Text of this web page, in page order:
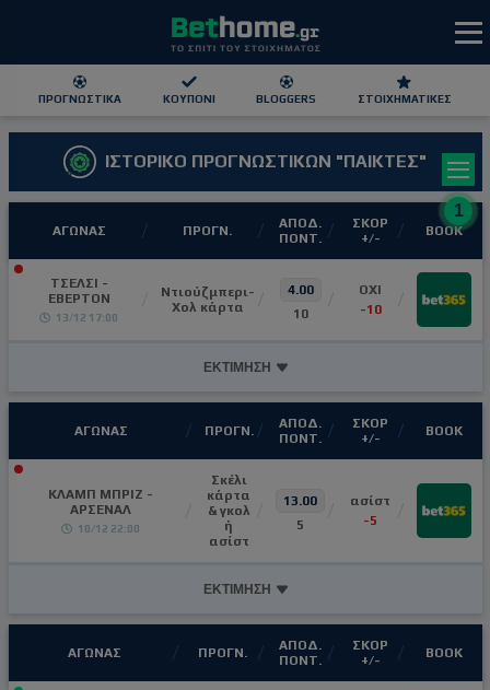
ΠΡΟΓΝΩΣΤΙΚΆ ΚΟΥΠΌΝΙ BLOGGERS ΣΤΟΙΧΗΜΑΤΙΚΕΣ
ΕΕΕΠ | 21+ | ΠΑΙΞΕ ΥΠΕΥΘΥΝΑ
1
ΙΣΤΟΡΙΚΟ ΠΡΟΓΝΩΣΤΙΚΩΝ "ΠΑΙΚΤΕΣ"
ΑΓΩΝΑΣ ΠΡΟΓΝ.
ΑΠΟΔ.
ΠΟΝΤ.
ΣΚΟΡ
+/-
ΒΟΟΚ
ΤΣΕΛΣΙ -
ΕΒΕΡΤΟΝ
13/12 17:00
Ντιούζμπερι-
Χολ κάρτα
4.00
10
ΟΧΙ
-10
ΕΚΤΙΜΗΣΗ
ΑΓΩΝΑΣ ΠΡΟΓΝ.
ΑΠΟΔ.
ΠΟΝΤ.
ΣΚΟΡ
+/-
ΒΟΟΚ
ΚΛΑΜΠ ΜΠΡΙΖ -
ΑΡΣΕΝΑΛ
10/12 22:00
Σκέλι
κάρτα
& γκολ
ή
ασίστ
13.00
5
ασίστ
-5
ΕΚΤΙΜΗΣΗ
ΑΓΩΝΑΣ ΠΡΟΓΝ.
ΑΠΟΔ.
ΠΟΝΤ.
ΣΚΟΡ
+/-
ΒΟΟΚ